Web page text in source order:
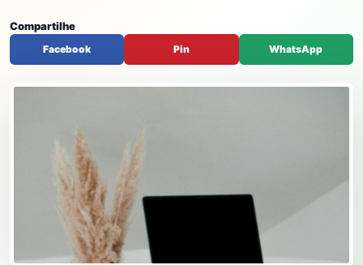
Compartilhe
Facebook Pin WhatsApp